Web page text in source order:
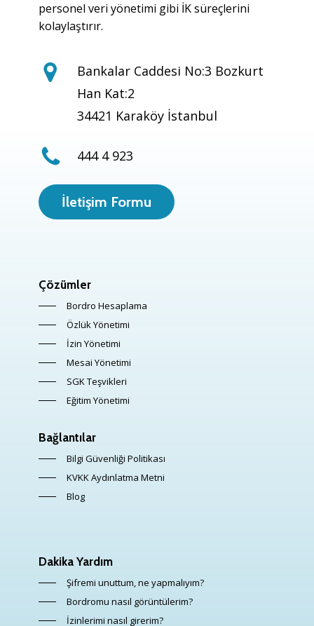
personel veri yönetimi gibi İK süreçlerini
kolaylaştırır.
Bankalar Caddesi No:3 Bozkurt
Han Kat:2
34421 Karaköy İstanbul
444 4 923
İletişim Formu
Çözümler
Bordro Hesaplama
Özlük Yönetimi
İzin Yönetimi
Mesai Yönetimi
SGK Teşvikleri
Eğitim Yönetimi
Bağlantılar
Bilgi Güvenliği Politikası
KVKK Aydınlatma Metni
Blog
Dakika Yardım
Şifremi unuttum, ne yapmalıyım?
Bordromu nasıl görüntülerim?
İzinlerimi nasıl girerim?